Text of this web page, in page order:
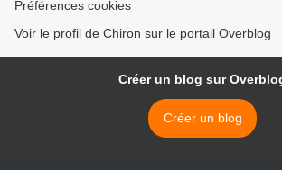
Préférences cookies
Voir le profil de Chiron sur le portail Overblog
Créer un blog sur
Créer un blog